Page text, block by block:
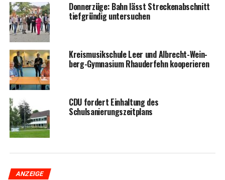
Don­ner­zü­ge: Bahn lässt Stre­cken­ab­schnitt
tief­grün­dig untersuchen
Kreis­mu­sik­schu­le Leer und Albrecht-Wein­
berg-Gym­na­si­um Rhau­der­fehn kooperieren
CDU for­dert Ein­hal­tung des
Schulsanierungszeitplans
ANZEIGE